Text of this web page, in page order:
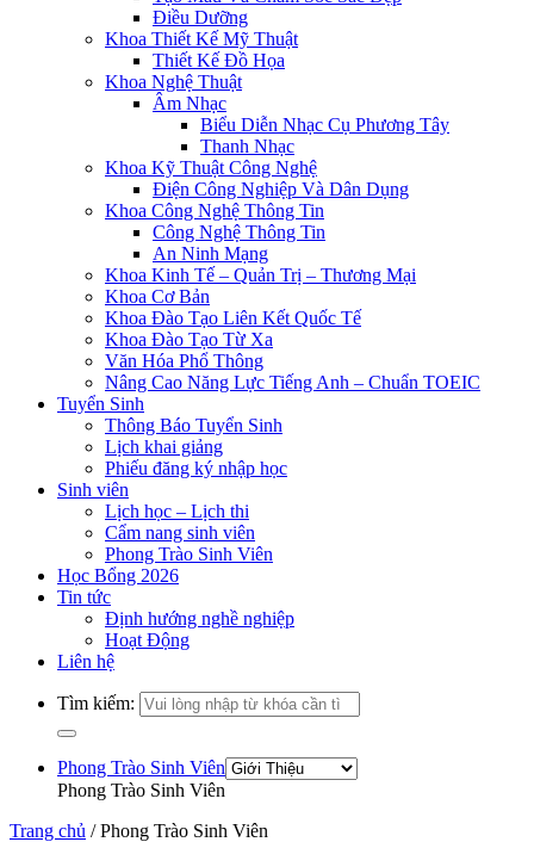
Loading...
Điều Dưỡng
Khoa Thiết Kế Mỹ Thuật
Thiết Kế Đồ Họa
Khoa Nghệ Thuật
Âm Nhạc
Biểu Diễn Nhạc Cụ Phương Tây
Thanh Nhạc
Khoa Kỹ Thuật Công Nghệ
Điện Công Nghiệp Và Dân Dụng
Khoa Công Nghệ Thông Tin
Công Nghệ Thông Tin
An Ninh Mạng
Khoa Kinh Tế – Quản Trị – Thương Mại
Khoa Cơ Bản
Khoa Đào Tạo Liên Kết Quốc Tế
Khoa Đào Tạo Từ Xa
Văn Hóa Phổ Thông
Nâng Cao Năng Lực Tiếng Anh – Chuẩn TOEIC
Tuyển Sinh
Thông Báo Tuyển Sinh
Lịch khai giảng
Phiếu đăng ký nhập học
Sinh viên
Lịch học – Lịch thi
Cẩm nang sinh viên
Phong Trào Sinh Viên
Học Bổng 2026
Tin tức
Định hướng nghề nghiệp
Hoạt Động
Liên hệ
Tìm kiếm:
Phong Trào Sinh Viên
Phong Trào Sinh Viên
Trang chủ / Phong Trào Sinh Viên